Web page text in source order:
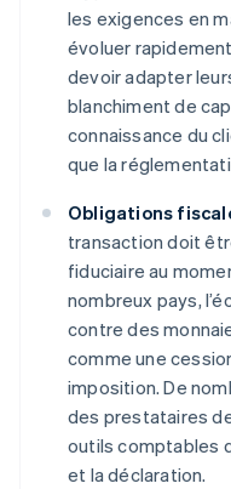
les exigences en
évoluer
devoir adapter
blanchiment de
connaissance du
que la
Obligations
transaction doit
fiduciaire au
nombreux pays,
contre des
comme une
imposition. De
des prestataires
outils comptables
et la déclaration.